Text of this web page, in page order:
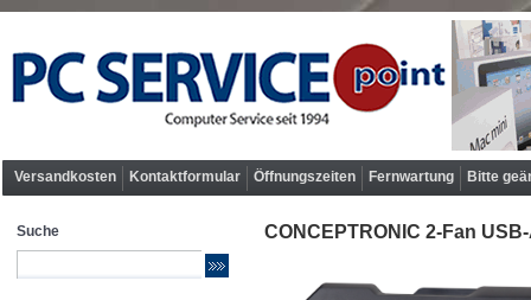
Versandkosten Kontaktformular Öffnungszeiten Fernwartung Bitte
Suche CONCEPTRONIC 2-Fan